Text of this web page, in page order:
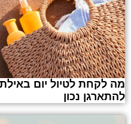
מה לקחת לטיול יום
להתארגן נכון